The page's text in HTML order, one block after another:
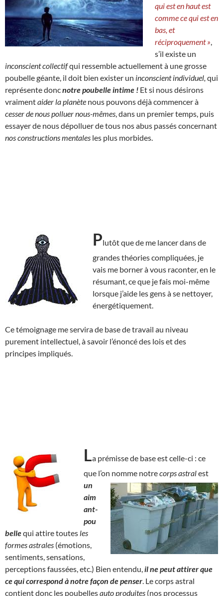
qui est en haut est
comme ce qui est en
bas, et
réciproquement »
s’il existe un
inconscient collectifqui ressemble actuellement à une grosse
poubelle géante, il doit bien exister un inconscient individuel, qui
représente doncnotre poubelle intime ! Et si nous désirons
vraimentaider la planète nous pouvons déjà commencer à
cesser de nous polluer nous-mêmes , dans un premier temps, puis
essayer de nous dépolluer de tous nos abus passés concernant
nos constructions mentales les plus morbides.
Plutôt que de me lancer dans de
grandes théories compliquées, je
vais me borner à vous raconter, en le
résumant, ce que je fais moi-même
lorsque j’aide les gens à se nettoyer,
énergétiquement.
Ce témoignage me servira de base de travail au niveau
purement intellectuel, à savoir l’énoncé des lois et des
principes impliqués.
La prémisse de base est celle-ci : ce
que l’on nomme notrecorps astralest
un
aim
ant-
pou
bellequi attire toutes les
formes astrales (émotions,
sentiments, sensations,
perceptions faussées, etc.) Bien entendu, il ne peut attirer que
ce qui correspond à notre façon de penser . Le corps astral
contient donc les poubellesauto produites (nos processus